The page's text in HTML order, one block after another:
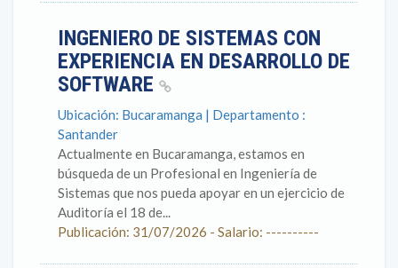
INGENIERO DE SISTEMAS CON
EXPERIENCIA EN DESARROLLO DE
SOFTWARE
Ubicación: Bucaramanga | Departamento :
Santander
Actualmente en Bucaramanga, estamos en
búsqueda de un Profesional en Ingeniería de
Sistemas que nos pueda apoyar en un ejercicio de
Auditoría el 18 de...
Publicación: 31/07/2026 - Salario: ----------